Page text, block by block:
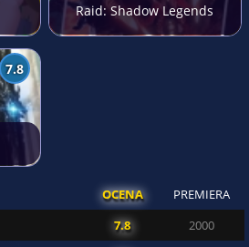
Raid: Shadow Legends
7.8
OCENA PREMIERA
7.8 2000